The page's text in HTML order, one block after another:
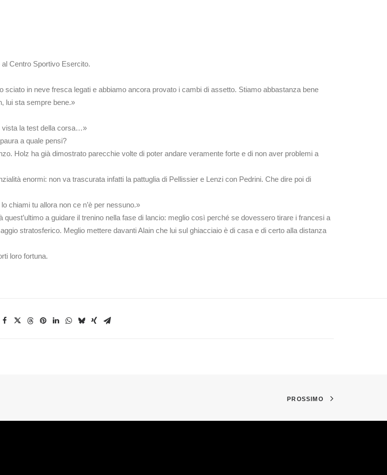
Centro Sportivo Esercito.
in neve fresca legati e abbiamo ancora provato i cambi di assetto. Stiamo abbastanza bene
lui sta sempre bene.»
vista la test della corsa…»
a quale pensi?
Holz ha già dimostrato parecchie volte di poter andare veramente forte e di non aver problemi a
enormi: non va trascurata infatti la pattuglia di Pellissier e Lenzi con Pedrini. Che dire poi di
chiami tu allora non ce n’è per nessuno.»
a guidare il trenino nella fase di lancio: meglio così perché se dovessero tirare i francesi a
stratosferico. Meglio mettere davanti Alain che lui sul ghiacciaio è di casa e di certo alla distanza
loro fortuna.
PROSSIMO